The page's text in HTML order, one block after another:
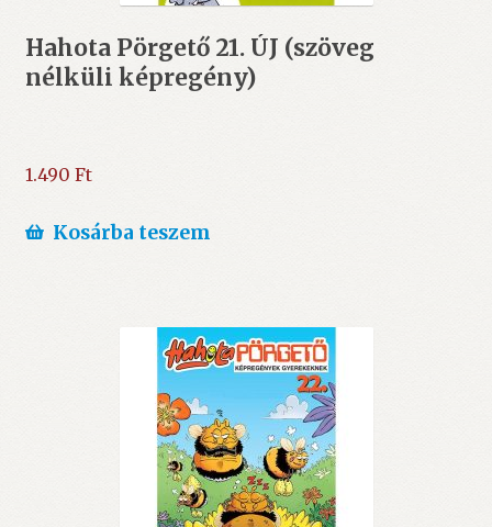
Hahota Pörgető 21. ÚJ (szöveg
nélküli képregény)
1.490 Ft
Kosárba teszem